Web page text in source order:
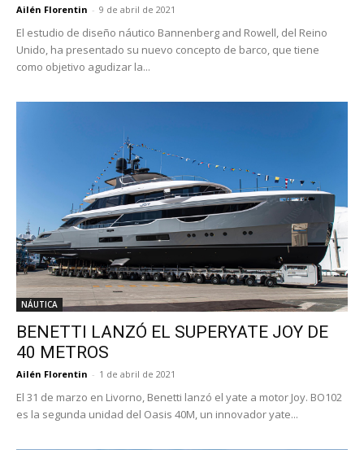
Ailén Florentin - 9 de abril de 2021
El estudio de diseño náutico Bannenberg and Rowell, del Reino
Unido, ha presentado su nuevo concepto de barco, que tiene
como objetivo agudizar la...
NÁUTICA
BENETTI LANZÓ EL SUPERYATE JOY DE
40 METROS
Ailén Florentin - 1 de abril de 2021
El 31 de marzo en Livorno, Benetti lanzó el yate a motor Joy. BO102
es la segunda unidad del Oasis 40M, un innovador yate...